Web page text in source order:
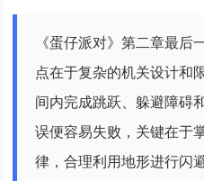
《蛋仔派对》第二章最后
点在于复杂的机关设计和
间内完成跳跃、躲避障碍
误便容易失败，关键在于
律，合理利用地形进行闪